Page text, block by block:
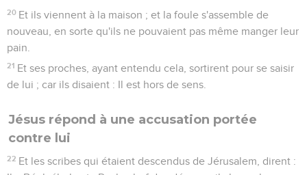
20 Et ils viennent à la maison ; et la foule s'assemble de
nouveau, en sorte qu'ils ne pouvaient pas même manger leur
pain.
21 Et ses proches, ayant entendu cela, sortirent pour se saisir
de lui ; car ils disaient : Il est hors de sens.
Jésus répond à une accusation portée
contre lui
22 Et les scribes qui étaient descendus de Jérusalem, dirent :